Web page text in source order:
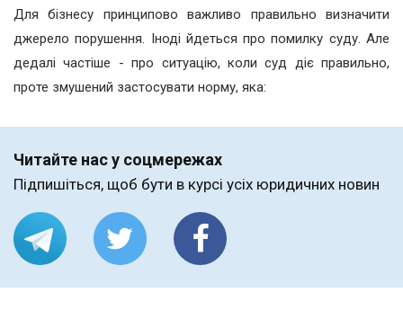
Для бізнесу принципово важливо правильно визначити
джерело порушення. Іноді йдеться про помилку суду. Але
дедалі частіше - про ситуацію, коли суд діє правильно,
проте змушений застосувати норму, яка:
Читайте нас у соцмережах
Підпишіться, щоб бути в курсі усіх юридичних новин